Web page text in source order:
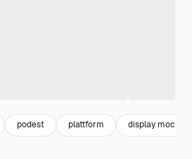
podest plattform display mockup